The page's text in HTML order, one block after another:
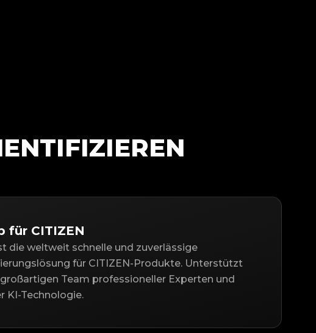
für CITIZEN
die weltweit schnelle und zuverlässige
für CITIZEN-Produkte. Unterstützt
Team professioneller Experten und
KI-Technologie.